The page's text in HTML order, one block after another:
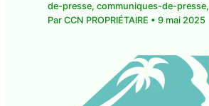
de-presse, communiques-de-presse,
Par CCN PROPRIÉTAIRE • 9 mai 2025